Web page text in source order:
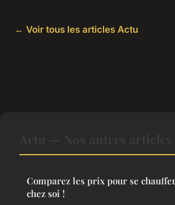
← Voir tous les articles Actu
Comparez les prix pour se
chez soi !